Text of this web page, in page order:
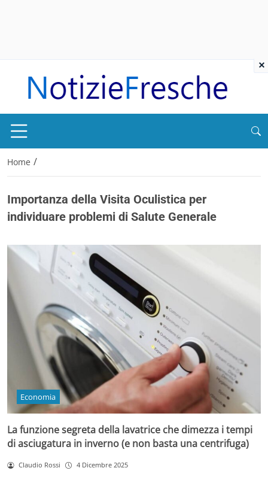
Home /
Importanza della Visita Oculistica per
individuare problemi di Salute Generale
Economia
La funzione segreta della lavatrice che dimezza i tempi
di asciugatura in inverno (e non basta una centrifuga)
Claudio Rossi 4 Dicembre 2025
×